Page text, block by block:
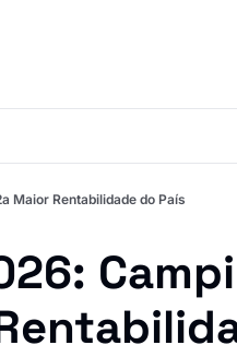
Maior Rentabilidade do País